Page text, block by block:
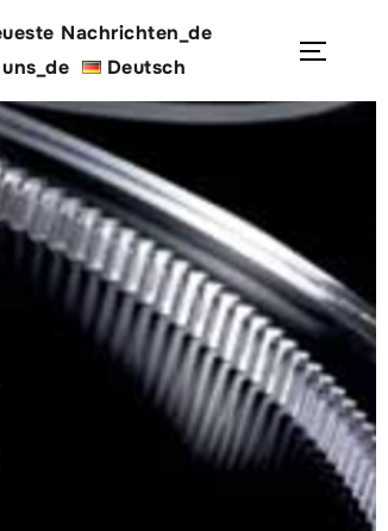
Nachrichten_de
Deutsch
Suchen